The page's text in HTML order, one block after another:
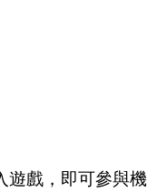
遊戲，即可參與機